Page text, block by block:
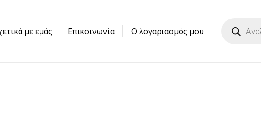
με εμάς Επικοινωνία Ο λογαριασμός μου